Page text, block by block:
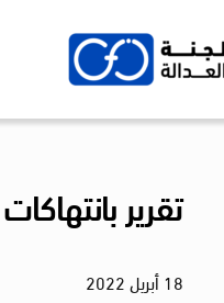
تقرير بانتهاكات القضية رقم 1
18أبريل2022